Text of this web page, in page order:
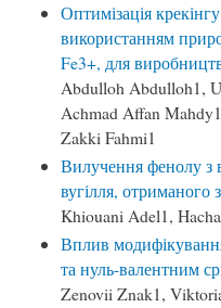
Оптимізація
використанням
Fe3+, для
Abdulloh Abdulloh1,
Achmad Affan
Zakki Fahmi1
Вилучення фенолу з
вугілля, отриманого
Khiouani Adel1,
Вплив
та нуль-валентним
Zenovii Znak1,